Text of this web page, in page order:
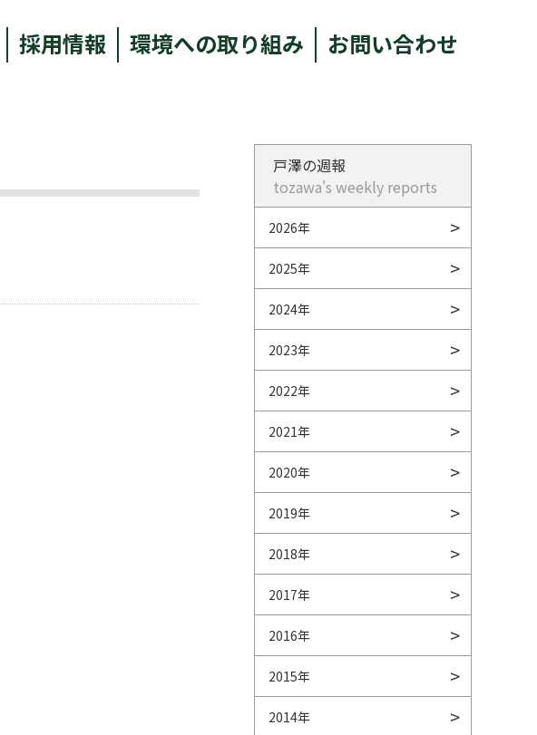
採用情報 環境への取り組み お問い合わせ
戸澤の週報
tozawa's weekly reports
2026年
2025年
2024年
2023年
2022年
2021年
2020年
2019年
2018年
2017年
2016年
2015年
2014年